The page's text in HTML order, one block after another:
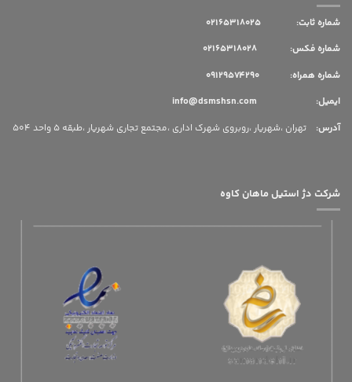
شماره ثابت:
شماره فکس: 02165318028
شماره همراه: 09129574290
ایمیل: info@dsmshsn.com
آدرس: تهران ،شهریار ،روبروی شهرک اداری ،مجتمع تجاری شهریار ،طبقه 5 واحد 504
شرکت دژ استیل ماهان کاوه